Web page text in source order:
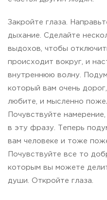
Закройте глаза.
дыхание. Сделайте
выдохов, чтобы
происходит вокруг, и
внутреннюю волну.
который вам очень
любите, и мысленно
Почувствуйте
в эту фразу. Теперь
вам человеке и тоже
Почувствуйте все то
которым вы можете
души. Откройте глаза.